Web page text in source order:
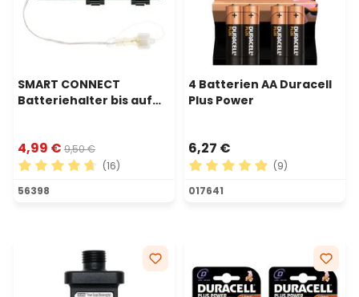
SMART CONNECT
Batteriehalter bis auf
4,99 € 9,50 €
Durchschnittliche Bewertung von 4.81 von 5 Sternen
(16)
56398
4 Batterien AA Duracell
Plus Power
6,27 €
Durchschnittliche
(9)
017641